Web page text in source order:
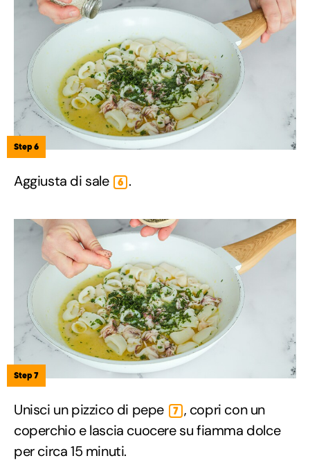
Step 6
Aggiusta di sale 6 .
Step 7
Unisci un pizzico di pepe 7 , copri con un
coperchio e lascia cuocere su fiamma dolce
per circa 15 minuti.